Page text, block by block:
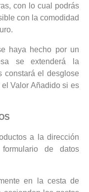
con lo cual podrás
con la comodidad
haya hecho por un
se extenderá la
constará el desglose
Valor Añadido si es
a la dirección
de datos
en la cesta de